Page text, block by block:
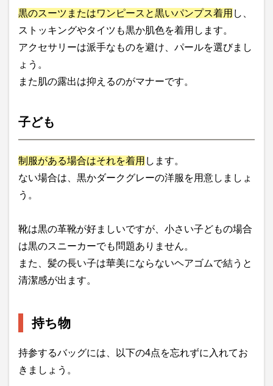
黒のスーツまたはワンピースと黒いパンプス着用 し、
ストッキングやタイツも黒か肌色を着用します。
アクセサリーは派手なものを避け、パールを選びまし
ょう。
また肌の露出は抑えるのがマナーです。
子ども
制服がある場合はそれを着用 します。
ない場合は、黒かダークグレーの洋服を用意しましょ
う。
靴は黒の革靴が好ましいですが、小さい子どもの場合
は黒のスニーカーでも問題ありません。
また、髪の長い子は華美にならないヘアゴムで結うと
清潔感が出ます。
持ち物
持参するバッグには、以下の4点を忘れずに入れてお
きましょう。